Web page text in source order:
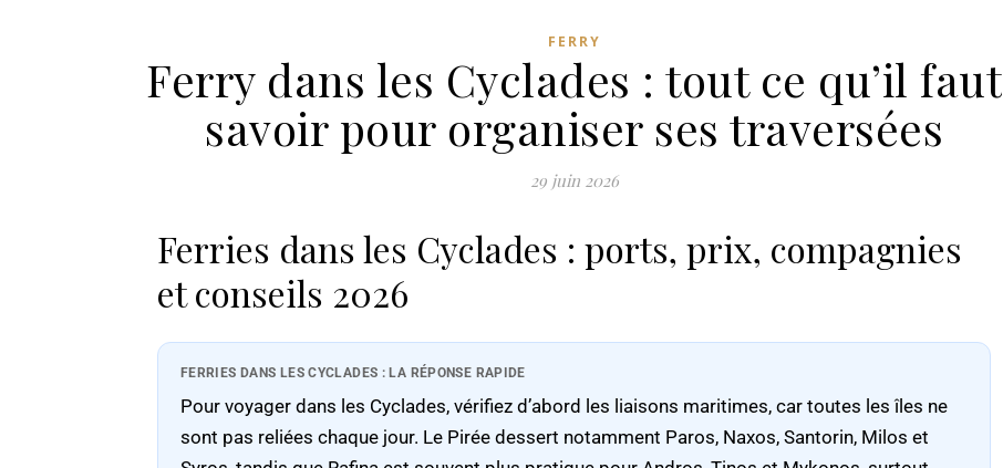
FERRY
Ferry dans les Cyclades : tout ce qu’il faut
savoir pour organiser ses traversées
29 juin 2026
Ferries dans les Cyclades : ports, prix, compagnies
et conseils 2026
FERRIES DANS LES CYCLADES : LA RÉPONSE RAPIDE
Pour voyager dans les Cyclades, vérifiez d’abord les liaisons maritimes, car toutes les îles ne
sont pas reliées chaque jour. Le Pirée dessert notamment Paros, Naxos, Santorin, Milos et